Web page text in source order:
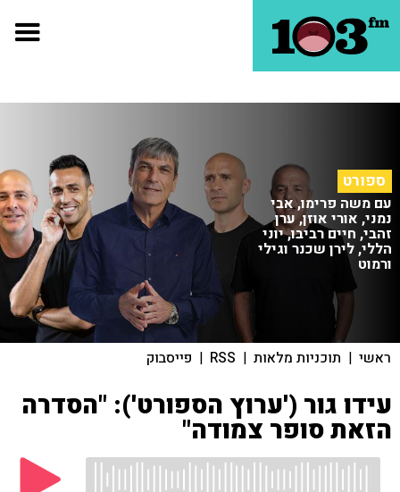
ספורט
עם משה פרימו, אבי
נמני, אורי אוזן, ערן
זהבי, חיים רביבו, יוני
הללי, לירן שכנר וגילי
ורמוט
ראשי | תוכניות מלאות |
RSS
| פייסבוק
עידו גור ('ערוץ הספורט'): "הסדרה
הזאת סופר צמודה"